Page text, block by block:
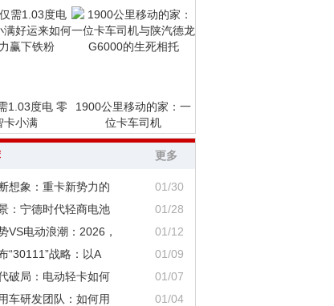
1.03度电 零
卡小满
1900公里移动的家：一
位卡车司机
更多
想象：重卡新势力的
01/30
：宁德时代轻商电池
01/28
VS电动浪潮：2026，
01/12
“30111”战略：以A
01/09
破局：电动轻卡如何
01/07
车研发团队：如何用
01/04